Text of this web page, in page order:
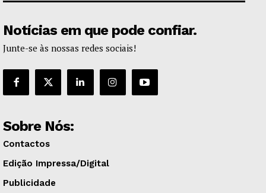
Notícias em que pode confiar.
Junte-se às nossas redes sociais!
Sobre Nós:
Contactos
Edição Impressa/Digital
Publicidade